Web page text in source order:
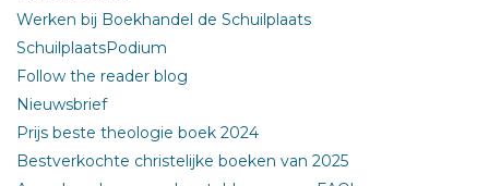
Werken bij Boekhandel de Schuilplaats
SchuilplaatsPodium
Follow the reader blog
Nieuwsbrief
Prijs beste theologie boek 2024
Bestverkochte christelijke boeken van 2025